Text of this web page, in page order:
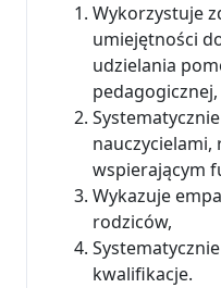
Wykorzystuje
umiejętności
udzielania
pedagogicznej,
wspierającym
Wykazuje
rodziców,
kwalifikacje.